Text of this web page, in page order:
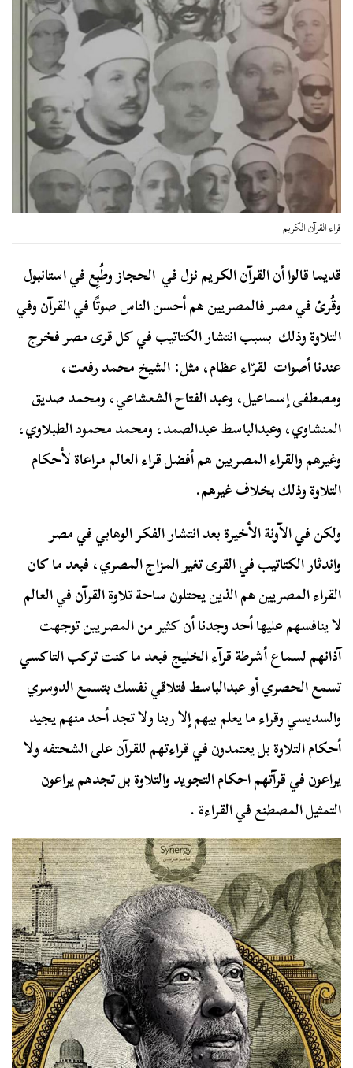
قراء القرآن الكريم
قديما قالوا أن القرآن الكريم نزل في الحجاز وطُبِع في استانبول
وقُرئ في مصر فالمصريين هم أحسن الناس صوتًا في القرآن وفي
التلاوة وذلك بسبب انتشار الكتاتيب في كل قرى مصر فخرج
عندنا أصوات لقرّاء عظام، مثل: الشيخ محمد رفعت،
ومصطفى إسماعيل، وعبد الفتاح الشعشاعي، ومحمد صديق
المنشاوي، وعبدالباسط عبدالصمد، ومحمد محمود الطبلاوي،
وغيرهم والقراء المصريين هم أفضل قراء العالم مراعاة لأحكام
التلاوة وذلك بخلاف غيرهم.
ولكن في الآونة الأخيرة بعد انتشار الفكر الوهابي في مصر
واندثار الكتاتيب في القرى تغير المزاج المصري، فبعد ما كان
القراء المصريين هم الذين يحتلون ساحة تلاوة القرآن في العالم
لا ينافسهم عليها أحد وجدنا أن كثير من المصريين توجهت
آذانهم لسماع أشرطة قرآء الخليج فبعد ما كنت تركب التاكسي
تسمع الحصري أو عبدالباسط فتلاقي نفسك بتسمع الدوسري
والسديسي وقراء ما يعلم بيهم إلا ربنا ولا تجد أحد منهم يجيد
أحكام التلاوة بل يعتمدون في قراءتهم للقرآن على الشحتفه ولا
يراعون في قرآتهم احكام التجويد والتلاوة بل تجدهم يراعون
التمثيل المصطنع في القراءة .